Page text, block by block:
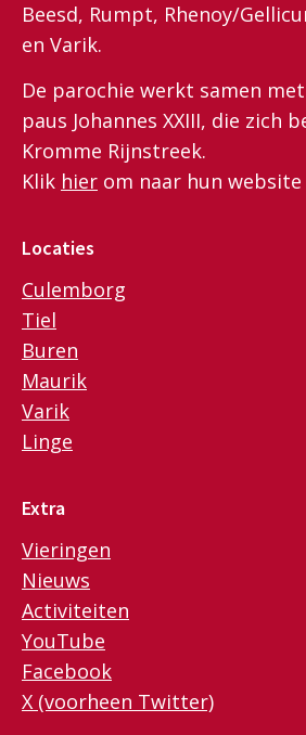
Beesd, Rumpt, Rhenoy/
en Varik.
De parochie werkt samen
paus Johannes XXIII, die zich
Kromme Rijnstreek.
Klik hier om naar hun website
Locaties
Culemborg
Tiel
Buren
Maurik
Varik
Linge
Extra
Vieringen
Nieuws
Activiteiten
YouTube
Facebook
X (voorheen Twitter)